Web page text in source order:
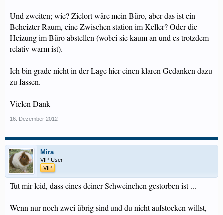
Und zweiten; wie? Zielort wäre mein Büro, aber das ist ein
Beheizter Raum, eine Zwischen station im Keller? Oder die
Heizung im Büro abstellen (wobei sie kaum an und es trotzdem
relativ warm ist).
Ich bin grade nicht in der Lage hier einen klaren Gedanken dazu
zu fassen.
Vielen Dank
16. Dezember 2012
Mira
VIP-User
VIP
Tut mir leid, dass eines deiner Schweinchen gestorben ist ...
Wenn nur noch zwei übrig sind und du nicht aufstocken willst,